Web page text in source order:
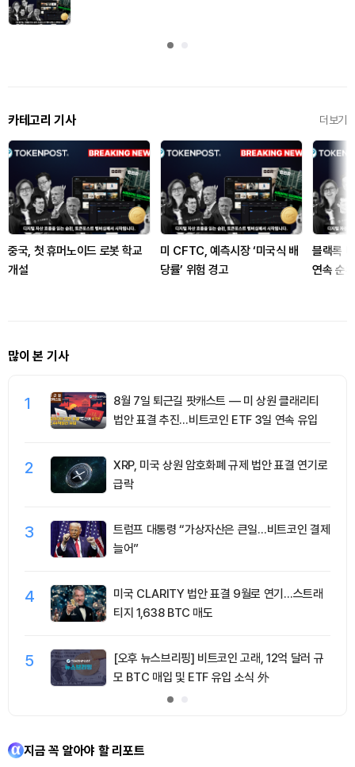
카테고리 기사 더보기
중국, 첫 휴머노이드 로봇 학교
개설
미 CFTC, 예측시장 ‘미국식 배
당률’ 위험 경고
블랙록
연속 순
많이 본 기사
1
8월 7일 퇴근길 팟캐스트 — 미 상원 클래리티
법안 표결 추진…비트코인 ETF 3일 연속 유입
2
XRP, 미국 상원 암호화폐 규제 법안 표결 연기로
급락
3
트럼프 대통령 “가상자산은 큰일…비트코인 결제
늘어”
4
미국 CLARITY 법안 표결 9월로 연기…스트래
티지 1,638 BTC 매도
5
[오후 뉴스브리핑] 비트코인 고래, 12억 달러 규
모 BTC 매입 및 ETF 유입 소식 外
지금 꼭 알아야 할 리포트